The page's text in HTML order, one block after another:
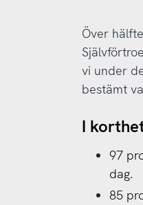
Över
vi under
bestämt
I
97
dag.
85